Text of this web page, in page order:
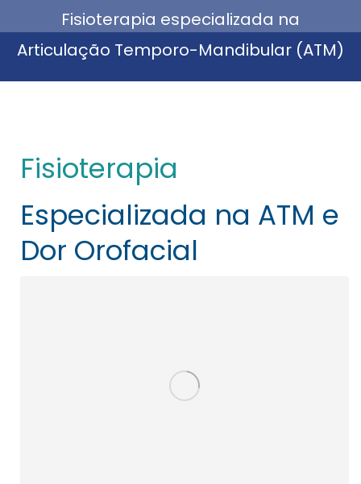
Está aqui:
Fisioterapia especializada na
Articulação Temporo-Mandibular (ATM)
Fisioterapia
Especializada na ATM e
Dor Orofacial